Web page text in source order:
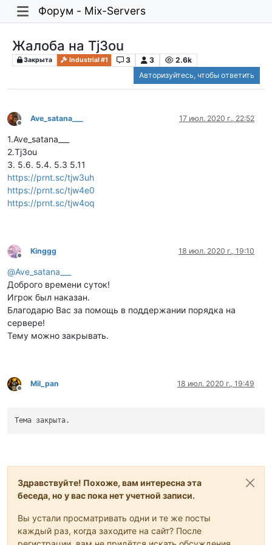
Форум - Mix-Servers
Жалоба на Tj3ou
Закрыта Industrial #1 3 3
2.6k
Авторизуйтесь, чтобы ответить
Не в сети
Ave_satana___ 17 июл. 2020 г., 22:52
1.Ave_satana___
2.Tj3ou
3. 5.6. 5.4. 5.3 5.11
https://prnt.sc/tjw3uh
https://prnt.sc/tjw4e0
https://prnt.sc/tjw4oq
Не в сети
Kinggg 18 июл. 2020 г., 19:10
@Ave_satana___
Доброго времени суток!
Игрок был наказан.
Благодарю Вас за помощь в поддержании порядка на
сервере!
Тему можно закрывать.
Не в сети
Mil_pan 18 июл. 2020 г., 19:49
Тема закрыта.
Здравствуйте! Похоже, вам интересна эта
беседа, но у вас пока нет учетной записи.
Вы устали просматривать одни и те же посты
каждый раз, когда заходите на сайт? После